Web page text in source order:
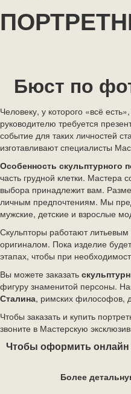
Бюст по
Человеку, у которого «всё
руководителю требуется
событие для таких личностей
изготавливают специалисты
Особенность скульптурного
часть грудной клетки. Мастера
выбора принадлежит вам.
личным предпочтениям. Мы
мужские, детские и взрослые
Скульпторы работают
оригиналом. Пока изделие
этапах, чтобы при
Вы можете заказать
фигуру знаменитой персоны.
Сталина, римских философов,
Чтобы заказать и купить
звоните в Мастерскую
Чтобы оформить онлайн
Более